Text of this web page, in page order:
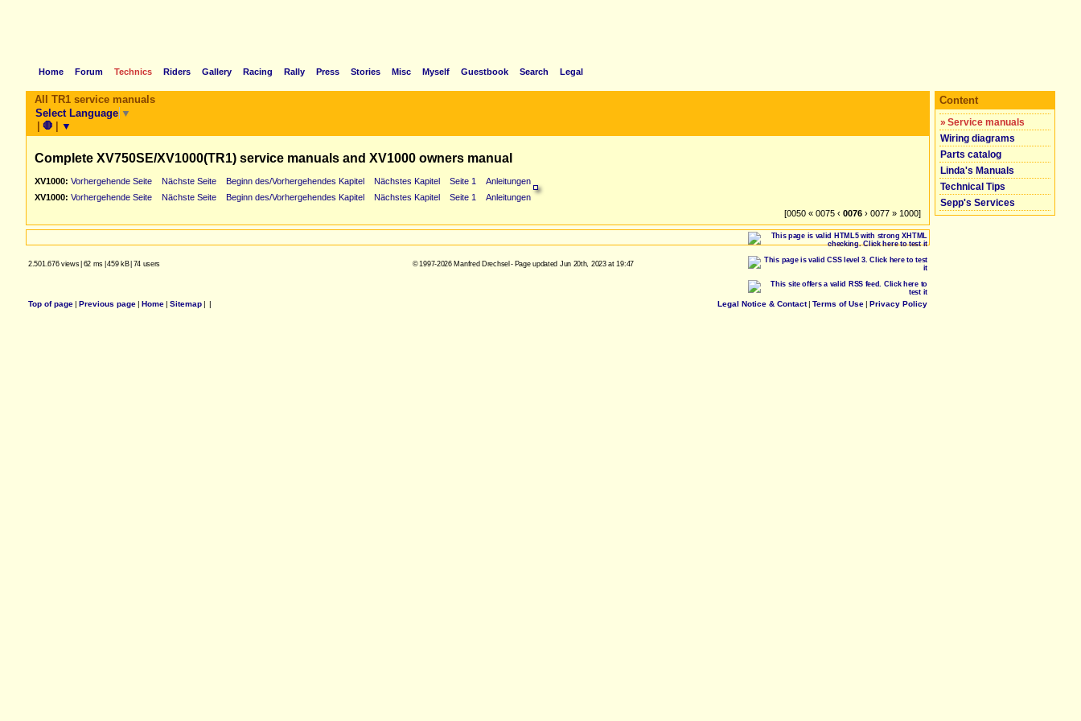
Home Forum Technics Riders Gallery Racing Rally Press Stories Misc Myself Guestbook Search Legal
All TR1 service manuals
Select Language ▼
| 🛑 | ▼
Complete XV750SE/XV1000(TR1) service manuals and XV1000 owners manual
XV1000: Vorhergehende Seite Nächste Seite Beginn des/Vorhergehendes Kapitel Nächstes Kapitel Seite 1
Anleitungen
XV1000: Vorhergehende Seite Nächste Seite Beginn des/Vorhergehendes Kapitel Nächstes Kapitel Seite 1
Anleitungen
[0050 « 0075 ‹ 0076 › 0077 » 1000]
Content
» Service manuals
Wiring diagrams
Parts catalog
Linda's Manuals
Technical Tips
Sepp's Services
2.501.676 views| 62 ms |459 kB| 74 users © 1997-2026 Manfred Drechsel - Page updated Jun 20th, 2023 at 19:47
Top of page| Previous page| Home| Sitemap| | Legal Notice & Contact| Terms of Use| Privacy Policy